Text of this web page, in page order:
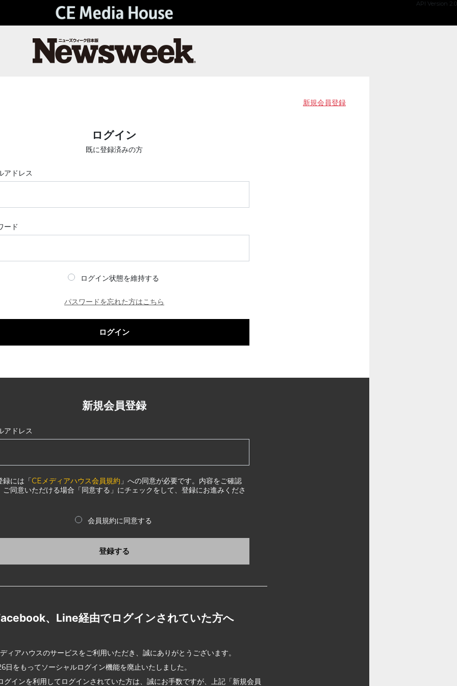
API Version 2.0
新規会員登録
ログイン
既に登録済みの方
アドレス
ード
ログイン状態を維持する
パスワードを忘れた方はこちら
ログイン
新規会員登録
アドレス
録には「CEメディアハウス会員規約 」への同意が必要です。内容をご確認
ご同意いただける場合「同意する」にチェックをして、登録にお進みくださ
会員規約に同意する
登録する
、Line経由でログインされていた方へ
ィアハウスのサービスをご利用いただき、誠にありがとうございます。
日をもってソーシャルログイン機能を廃止いたしました。
グインを利用してログインされていた方は、誠にお手数ですが、上記「新規会員